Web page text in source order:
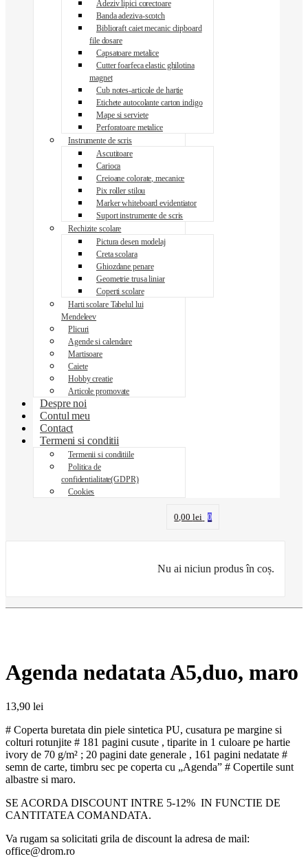
Adeziv lipici corectoare
Banda adeziva-scotch
Biblioraft caiet mecanic clipboard
file dosare
Capsatoare metalice
Cutter foarfeca elastic ghilotina
magnet
Cub notes-articole de hartie
Etichete autocolante carton indigo
Mape si serviete
Perforatoare metalice
Instrumente de scris
Ascutitoare
Carioca
Creioane colorate, mecanice
Pix roller stilou
Marker whiteboard evidentiator
Suport instrumente de scris
Rechizite scolare
Pictura desen modelaj
Creta scolara
Ghiozdane penare
Geometrie trusa liniar
Coperti scolare
Harti scolare Tabelul lui
Mendeleev
Plicuri
Agende si calendare
Martisoare
Caiete
Hobby creatie
Articole promovate
Despre noi
Contul meu
Contact
Termeni si conditii
Termenii si conditiile
Politica de
confidentialitate(GDPR)
Cookies
0,00lei 0
Nu ai niciun produs în coș.
Agenda nedatata A5,duo, maro
13,90 lei
# Coperta buretata din piele sintetica PU, cusatura pe margine si
colturi rotunjite # 181 pagini cusute , tiparite in 1 culoare pe hartie
ivory de 70 g/m² ; 20 pagini date generale , 161 pagini nedatate #
semn de carte, timbru sec pe coperta cu „Agenda” # Copertile sunt
albastre si maro.
SE ACORDA DISCOUNT INTRE 5-12% IN FUNCTIE DE
CANTITATEA COMANDATA.
Va rugam sa solicitati grila de discount la adresa de mail:
office@drom.ro